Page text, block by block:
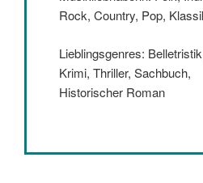
Rock, Country, Pop,
Lieblingsgenres:
Krimi, Thriller, Sachbuch,
Historischer Roman